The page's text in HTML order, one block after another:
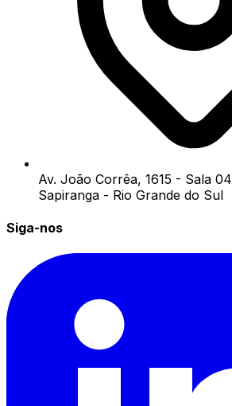
Av. João Corrêa, 1615 - Sala 04
Sapiranga - Rio Grande do Sul
Siga-nos